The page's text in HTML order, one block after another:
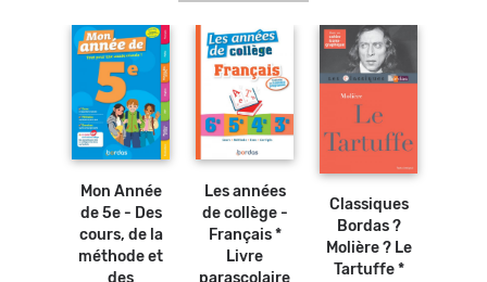
Mon Année
de 5e - Des
cours, de la
méthode et
des
Ajouter
au
Les années
de collège -
Français *
Livre
parascolaire
Ajouter
au
Classiques
Bordas ?
Molière ? Le
Tartuffe *